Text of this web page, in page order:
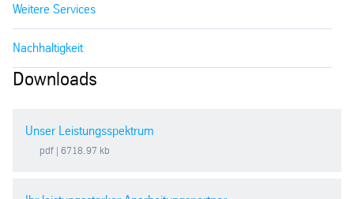
Weitere Services
Nachhaltigkeit
Downloads
Unser Leistungsspektrum
pdf | 6718.97 kb